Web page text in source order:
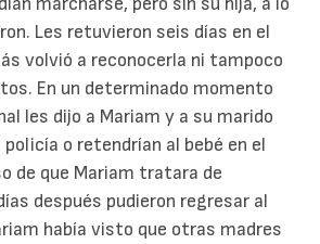
Les retuvieron seis días en el
volvió a reconocerla ni tampoco
En un determinado momento
les dijo a Mariam y a su marido
o retendrían al bebé en el
de que Mariam tratara de
después pudieron regresar al
había visto que otras madres